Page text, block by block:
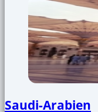
Saudi-Arabien